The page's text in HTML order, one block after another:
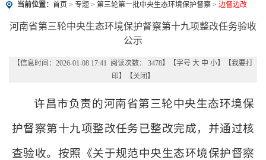
当前位置： 首页 > 专题 > 第三轮第一批中央生态环境保护督察 > 边督边改
河南省第三轮中央生态环境保护督察第十九项整改任务验收
公示
【信息时间：2026-01-08 17:41 阅读次数： 3478】【字号 大 中 小】【我要打
印】【关闭 】
许昌市负责的河南省第三轮中央生态环境保
护督察第十九项整改任务已整改完成，并通过核
查验收。按照《关于规范中央生态环境保护督察